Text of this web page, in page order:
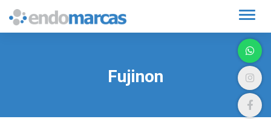
Fujinon